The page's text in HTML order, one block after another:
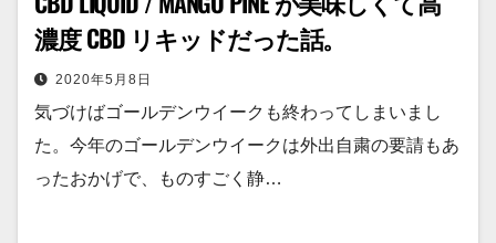
濃度 CBD リキッドだった話。
2020年5月8日
気づけばゴールデンウイークも終わってしまいまし
た。今年のゴールデンウイークは外出自粛の要請もあ
ったおかげで、ものすごく静…